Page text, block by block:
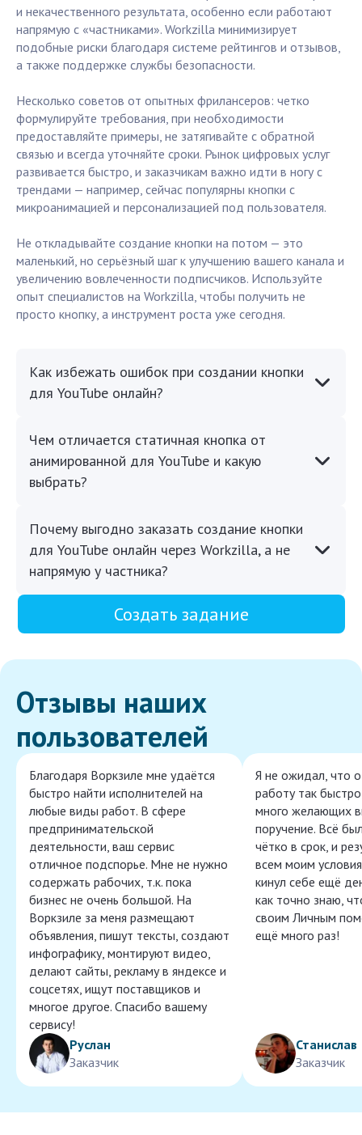
и некачественного результата, особенно если работают
напрямую с «частниками». Workzilla минимизирует
подобные риски благодаря системе рейтингов и отзывов,
а также поддержке службы безопасности.
Несколько советов от опытных фрилансеров: четко
формулируйте требования, при необходимости
предоставляйте примеры, не затягивайте с обратной
связью и всегда уточняйте сроки. Рынок цифровых услуг
развивается быстро, и заказчикам важно идти в ногу с
трендами — например, сейчас популярны кнопки с
микроанимацией и персонализацией под пользователя.
Не откладывайте создание кнопки на потом — это
маленький, но серьёзный шаг к улучшению вашего канала и
увеличению вовлеченности подписчиков. Используйте
опыт специалистов на Workzilla, чтобы получить не
просто кнопку, а инструмент роста уже сегодня.
Как избежать ошибок при создании кнопки
для YouTube онлайн?
Чем отличается статичная кнопка от
анимированной для YouTube и какую
выбрать?
Почему выгодно заказать создание кнопки
для YouTube онлайн через Workzilla, а не
напрямую у частника?
Создать задание
Отзывы наших
пользователей
Благодаря Воркзиле мне удаётся
быстро найти исполнителей на
любые виды работ. В сфере
предпринимательской
деятельности, ваш сервис
отличное подспорье. Мне не нужно
содержать рабочих, т.к. пока
бизнес не очень большой. На
Воркзиле за меня размещают
объявления, пишут тексты, создают
инфографику, монтируют видео,
делают сайты, рекламу в яндексе и
соцсетях, ищут поставщиков и
многое другое. Спасибо вашему
сервису!
Руслан
Заказчик
Я не ожидал, что
работу так
много желающих
поручение. Всё
чётко в срок, и
всем моим
кинул себе ещё
как точно знаю,
своим Личным
ещё много раз!
Станислав
Заказчик